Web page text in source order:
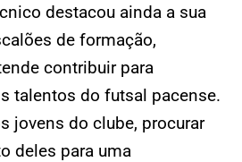
destacou ainda a sua
de formação,
contribuir para
talentos do futsal pacense.
jovens do clube, procurar
deles para uma